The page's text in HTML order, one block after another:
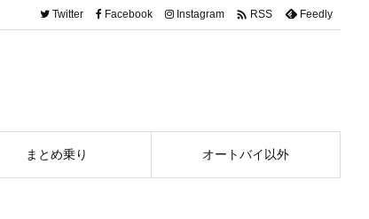
まとめ乗り オートバイ以外
Twitter Facebook Instagram  RSS Feedly